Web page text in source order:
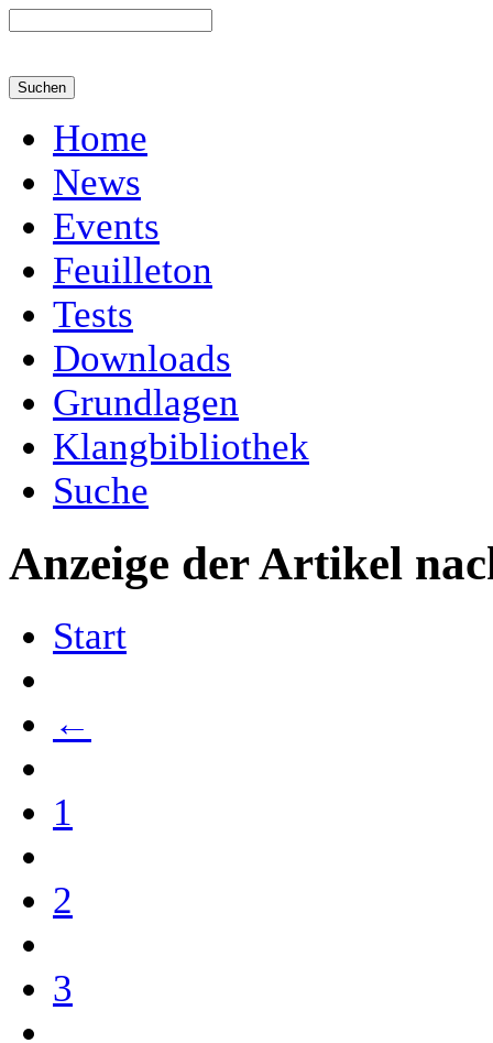
Home
News
Events
Feuilleton
Tests
Downloads
Grundlagen
Klangbibliothek
Suche
Anzeige der Artikel
Start
←
1
2
3